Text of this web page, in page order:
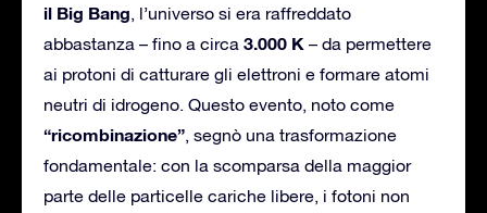
il Big Bang, l’universo si era raffreddato
abbastanza – fino a circa 3.000 K – da permettere
ai protoni di catturare gli elettroni e formare atomi
neutri di idrogeno. Questo evento, noto come
“ricombinazione”, segnò una trasformazione
fondamentale: con la scomparsa della maggior
parte delle particelle cariche libere, i fotoni non